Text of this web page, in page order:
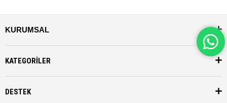
KURUMSAL
KATEGORİLER
DESTEK